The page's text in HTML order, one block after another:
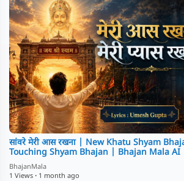
⁣सांवरे मेरी आस रखना | New Khatu Shyam
Touching Shyam Bhajan | Bhajan Mala AI
BhajanMala
1 Views · 1 month ago